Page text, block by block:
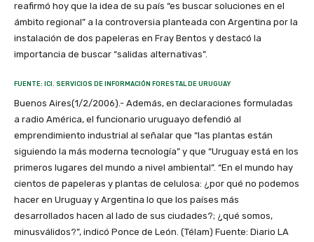
reafirmó hoy que la idea de su país “es buscar soluciones en el
ámbito regional” a la controversia planteada con Argentina por la
instalación de dos papeleras en Fray Bentos y destacó la
importancia de buscar “salidas alternativas”.
FUENTE: ICI. SERVICIOS DE INFORMACIÓN FORESTAL DE URUGUAY
Buenos Aires(1/2/2006).- Además, en declaraciones formuladas
a radio América, el funcionario uruguayo defendió al
emprendimiento industrial al señalar que “las plantas están
siguiendo la más moderna tecnología” y que “Uruguay está en los
primeros lugares del mundo a nivel ambiental”. “En el mundo hay
cientos de papeleras y plantas de celulosa: ¿por qué no podemos
hacer en Uruguay y Argentina lo que los países más
desarrollados hacen al lado de sus ciudades?; ¿qué somos,
minusválidos?”, indicó Ponce de León. (Télam) Fuente: Diario LA